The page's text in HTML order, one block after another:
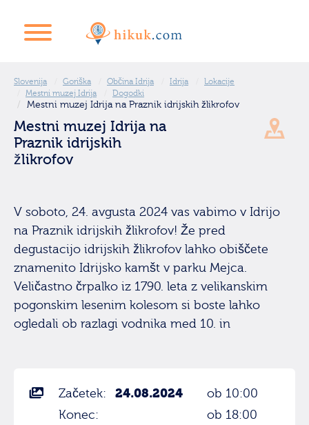
Slovenija Goriška Občina Idrija Idrija
Lokacije
Mestni muzej Idrija
Dogodki
Mestni muzej Idrija na Praznik idrijskih žlikrofov
Mestni muzej Idrija na
Praznik idrijskih
žlikrofov
V soboto, 24. avgusta 2024 vas vabimo v Idrijo
na Praznik idrijskih žlikrofov! Že pred
degustacijo idrijskih žlikrofov lahko obiščete
znamenito Idrijsko kamšt v parku Mejca.
Veličastno črpalko iz 1790. leta z velikanskim
pogonskim lesenim kolesom si boste lahko
ogledali ob razlagi vodnika med 10. in
Začetek: 24.08.2024
ob 10:00
Konec:
ob 18:00